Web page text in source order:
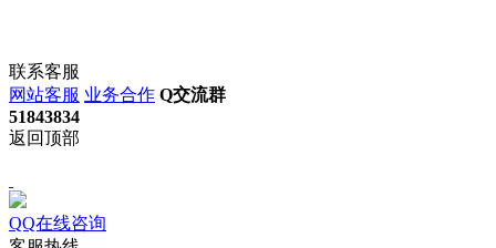
联系客服
网站客服 业务合作 Q交流群
51843834
返回顶部
QQ在线咨询